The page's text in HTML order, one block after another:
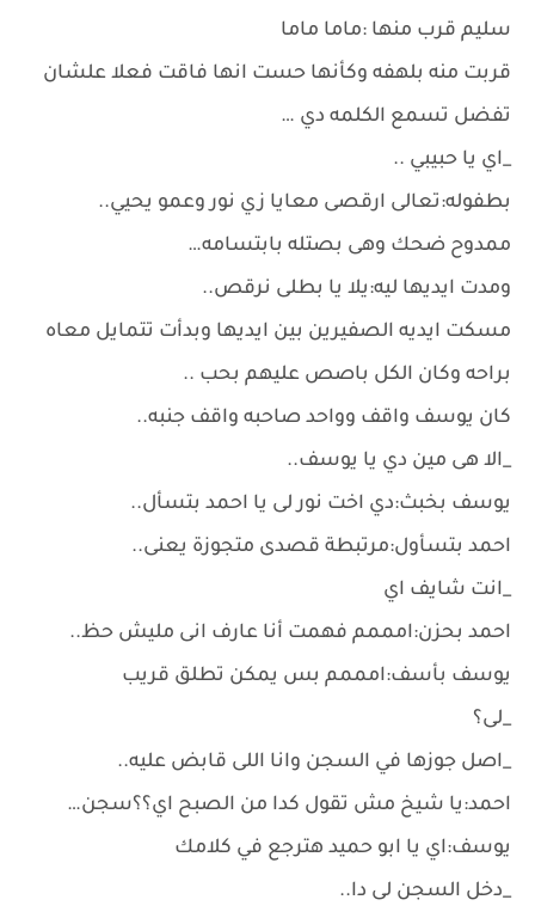
سليم قرب منها :ماما ماما
قربت منه بلهفه وكأنها حست انها فاقت فعلا علشان
تفضل تسمع الكلمه دي …
_اي يا حبيبي ..
بطفوله:تعالى ارقصى معايا زي نور وعمو يحيي..
ممدوح ضحك وهى بصتله بابتسامه…
ومدت ايديها ليه:يلا يا بطلى نرقص..
مسكت ايديه الصفيرين بين ايديها وبدأت تتمايل معاه
براحه وكان الكل باصص عليهم بحب ..
كان يوسف واقف وواحد صاحبه واقف جنبه..
_الا هى مين دي يا يوسف..
يوسف بخبث:دي اخت نور لى يا احمد بتسأل..
احمد بتسأول:مرتبطة قصدى متجوزة يعنى..
_انت شايف اي
احمد بحزن:امممم فهمت أنا عارف انى مليش حظ..
يوسف بأسف:امممم بس يمكن تطلق قريب
_لى؟
_اصل جوزها في السجن وانا اللى قابض عليه..
احمد:يا شيخ مش تقول كدا من الصبح اي؟؟سجن…
يوسف:اي يا ابو حميد هترجع في كلامك
_دخل السجن لى دا..